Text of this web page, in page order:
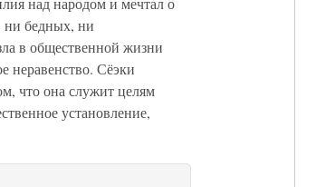
ни бедных, ни
в общественной жизни
неравенство. Сёэки
что она служит целям
установление,